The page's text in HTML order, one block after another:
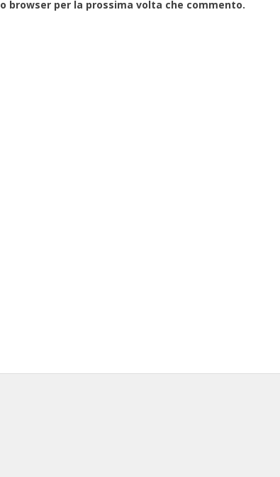
browser per la prossima volta che commento.